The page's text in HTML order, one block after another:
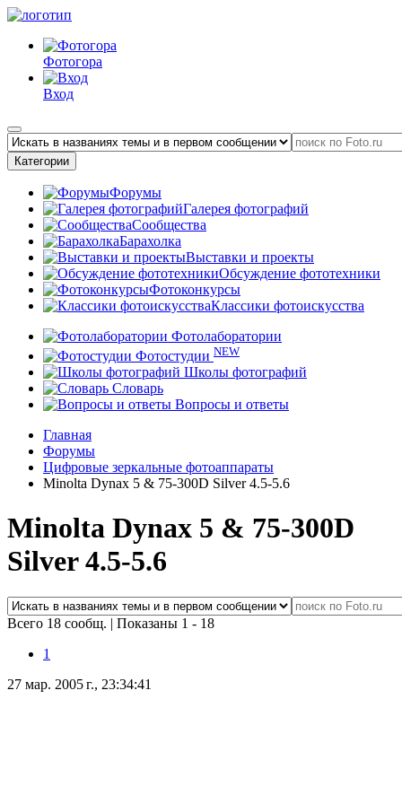
Фотогора
Вход
Категории
Форумы
Галерея фотографий
Сообщества
Барахолка
Выставки и проекты
Обсуждение фототехники
Фотоконкурсы
Классики фотоискусства
Фотолаборатории
Фотостудии NEW
Школы фотографий
Словарь
Вопросы и ответы
Главная
Форумы
Цифровые зеркальные фотоаппараты
Minolta Dynax 5 & 75-300D Silver 4.5-5.6
Minolta Dynax 5 & 75-300D
Silver 4.5-5.6
Всего 18 сообщ. | Показаны 1 - 18
1
27 мар. 2005 г., 23:34:41